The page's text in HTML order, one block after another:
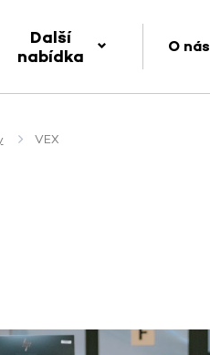
Další
nabídka
O nás
VEX